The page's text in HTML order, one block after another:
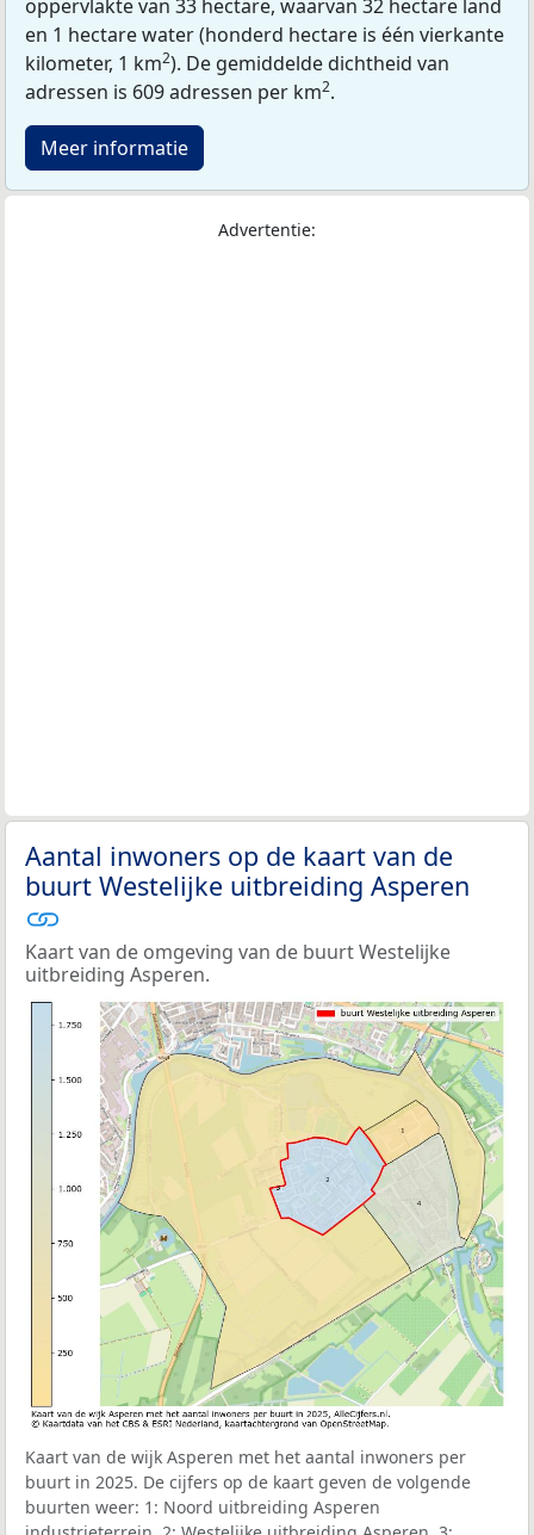
oppervlakte van 33 hectare, waarvan 32 hectare land
en 1 hectare water (honderd hectare is één vierkante
kilometer, 1 km2). De gemiddelde dichtheid van
adressen is 609 adressen per km2.
Meer informatie
Advertentie:
Aantal inwoners op de kaart van de
buurt Westelijke uitbreiding Asperen
Kaart van de omgeving van de buurt Westelijke
uitbreiding Asperen.
Kaart van de wijk Asperen met het aantal inwoners per
buurt in 2025. De cijfers op de kaart geven de volgende
buurten weer: 1: Noord uitbreiding Asperen